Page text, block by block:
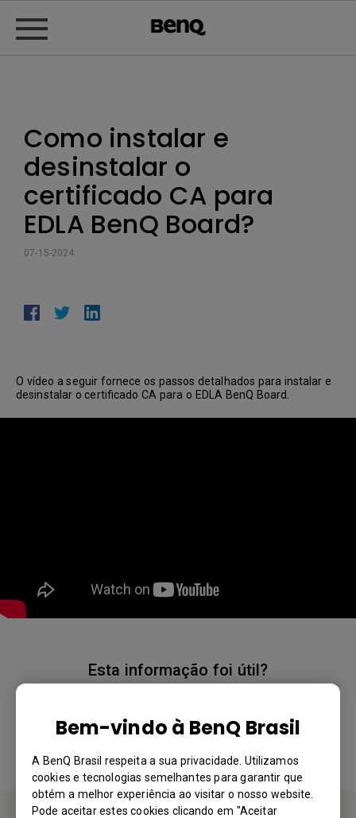
Bem-vindo à BenQ Brasil
A BenQ Brasil respeita a sua privacidade. Utilizamos
cookies e tecnologias semelhantes para garantir que
obtém a melhor experiência ao visitar o nosso website.
Pode aceitar estes cookies clicando em "Aceitar
Como instalar e
desinstalar o
certificado CA para
EDLA BenQ Board?
07-15-2024
O vídeo a seguir fornece os passos detalhados para instalar e
desinstalar o certificado CA para o EDLA BenQ Board.
Esta informação foi útil?